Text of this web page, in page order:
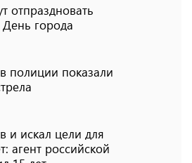
отпраздновать
города
полиции показали
и искал цели для
агент российской